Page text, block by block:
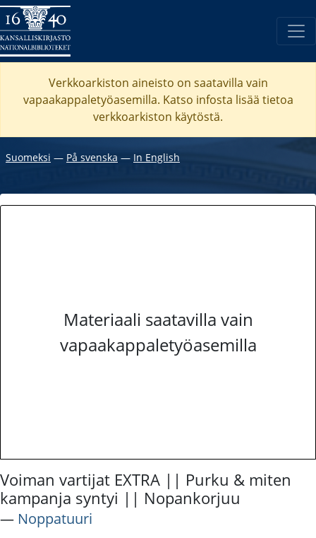
Verkkoarkiston aineisto on saatavilla vain
vapaakappaletyöasemilla. Katso infosta lisää tietoa
verkkoarkiston käytöstä.
Suomeksi ― På svenska ― In English
Materiaali saatavilla vain
vapaakappaletyöasemilla
Voiman vartijat EXTRA || Purku & miten
kampanja syntyi || Nopankorjuu
― Noppatuuri